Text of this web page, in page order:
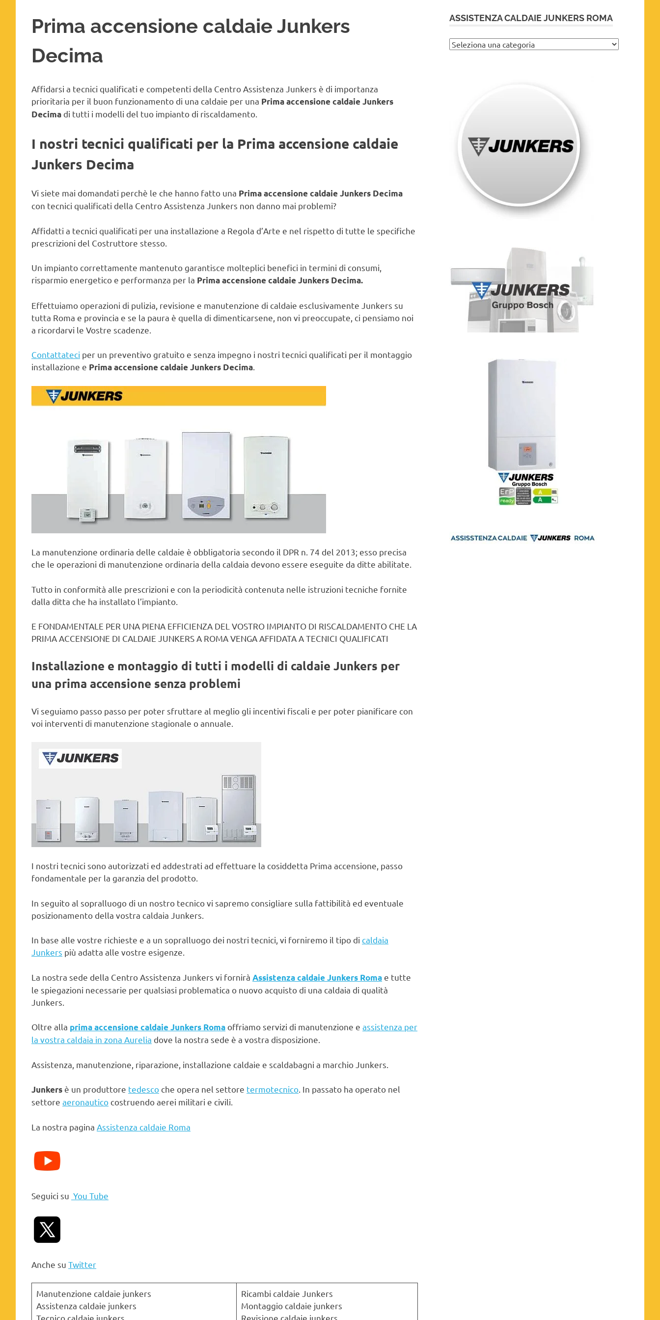
Prima accensione caldaie Junkers
Decima
Affidarsi a tecnici qualificati e competenti della Centro Assistenza Junkers è di importanza
prioritaria per il buon funzionamento di una caldaie per una Prima accensione caldaie Junkers
Decima di tutti i modelli del tuo impianto di riscaldamento.
I nostri tecnici qualificati per la Prima accensione caldaie
Junkers Decima
Vi siete mai domandati perchè le che hanno fatto una Prima accensione caldaie Junkers Decima
con tecnici qualificati della Centro Assistenza Junkers non danno mai problemi?
Affidatti a tecnici qualificati per una installazione a Regola d’Arte e nel rispetto di tutte le specifiche
prescrizioni del Costruttore stesso.
Un impianto correttamente mantenuto garantisce molteplici benefici in termini di consumi,
risparmio energetico e performanza per la Prima accensione caldaie Junkers Decima.
Effettuiamo operazioni di pulizia, revisione e manutenzione di caldaie esclusivamente Junkers su
tutta Roma e provincia e se la paura è quella di dimenticarsene, non vi preoccupate, ci pensiamo noi
a ricordarvi le Vostre scadenze.
Contattateci per un preventivo gratuito e senza impegno i nostri tecnici qualificati per il montaggio
installazione e Prima accensione caldaie Junkers Decima.
La manutenzione ordinaria delle caldaie è obbligatoria secondo il DPR n. 74 del 2013; esso precisa
che le operazioni di manutenzione ordinaria della caldaia devono essere eseguite da ditte abilitate.
Tutto in conformità alle prescrizioni e con la periodicità contenuta nelle istruzioni tecniche fornite
dalla ditta che ha installato l’impianto.
E FONDAMENTALE PER UNA PIENA EFFICIENZA DEL VOSTRO IMPIANTO DI RISCALDAMENTO CHE LA
PRIMA ACCENSIONE DI CALDAIE JUNKERS A ROMA VENGA AFFIDATA A TECNICI QUALIFICATI
Installazione e montaggio di tutti i modelli di caldaie Junkers per
una prima accensione senza problemi
Vi seguiamo passo passo per poter sfruttare al meglio gli incentivi fiscali e per poter pianificare con
voi interventi di manutenzione stagionale o annuale.
I nostri tecnici sono autorizzati ed addestrati ad effettuare la cosiddetta Prima accensione, passo
fondamentale per la garanzia del prodotto.
In seguito al sopralluogo di un nostro tecnico vi sapremo consigliare sulla fattibilità ed eventuale
posizionamento della vostra caldaia Junkers.
In base alle vostre richieste e a un sopralluogo dei nostri tecnici, vi forniremo il tipo di caldaia
Junkers più adatta alle vostre esigenze.
La nostra sede della Centro Assistenza Junkers vi fornirà Assistenza caldaie Junkers Roma e tutte
le spiegazioni necessarie per qualsiasi problematica o nuovo acquisto di una caldaia di qualità
Junkers.
Oltre alla prima accensione caldaie Junkers Roma offriamo servizi di manutenzione e assistenza per
la vostra caldaia in zona Aurelia dove la nostra sede è a vostra disposizione.
Assistenza, manutenzione, riparazione, installazione caldaie e scaldabagni a marchio Junkers.
Junkers è un produttore tedesco che opera nel settore termotecnico. In passato ha operato nel
settore aeronautico costruendo aerei militari e civili.
La nostra pagina Assistenza caldaie Roma
Seguici su You Tube
Anche su Twitter
Manutenzione caldaie junkers
Assistenza caldaie junkers
Ricambi caldaie Junkers
Montaggio caldaie junkers
ASSISTENZA CALDAIE JUNKERS ROMA
Assistenza